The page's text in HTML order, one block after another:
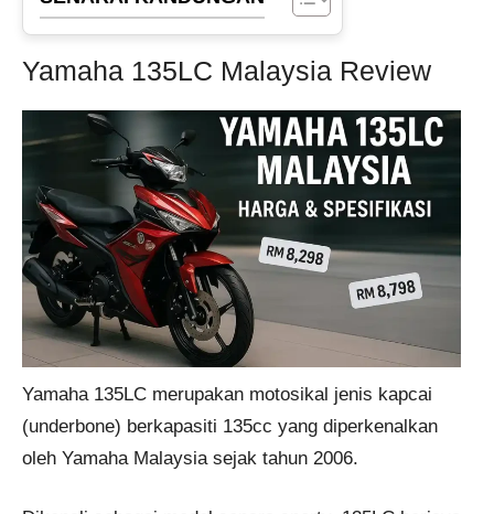
Yamaha 135LC Malaysia Review
Yamaha 135LC merupakan motosikal jenis kapcai
(underbone) berkapasiti 135cc yang diperkenalkan
oleh Yamaha Malaysia sejak tahun 2006.